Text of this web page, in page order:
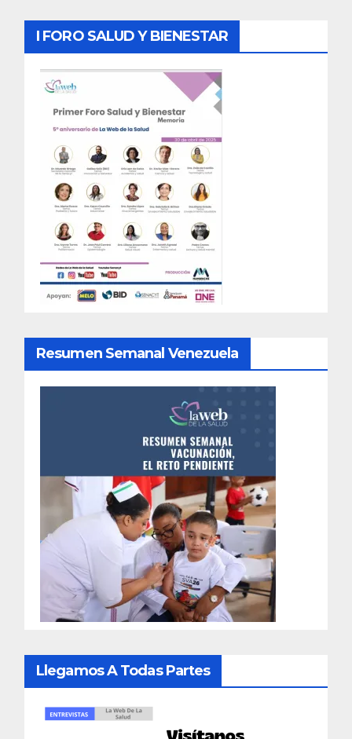
I FORO SALUD Y BIENESTAR
Resumen Semanal Venezuela
Llegamos A Todas Partes